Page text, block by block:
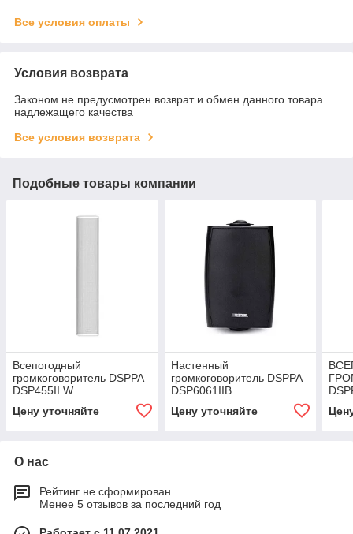
Все условия оплаты
Условия возврата
Законом не предусмотрен возврат и обмен данного товара
надлежащего качества
Все условия возврата
Подобные товары компании
Всепогодный
громкоговоритель DSPPA
DSP455II W
Цену уточняйте
Настенный
громкоговоритель DSPPA
DSP6061IIB
Цену уточняйте
О нас
Рейтинг не сформирован
Менее 5 отзывов за последний год